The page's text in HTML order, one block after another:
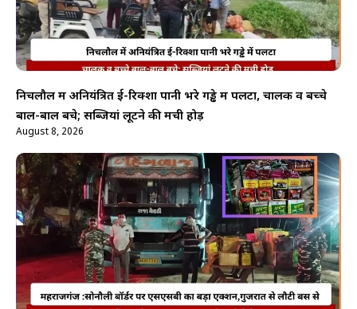
निचलौल में अनियंत्रित ई-रिक्शा पानी भरे गड्ढे में पलटा, चालक व बच्चे
बाल-बाल बचे; सब्जियां लूटने की मची होड़
August 8, 2026